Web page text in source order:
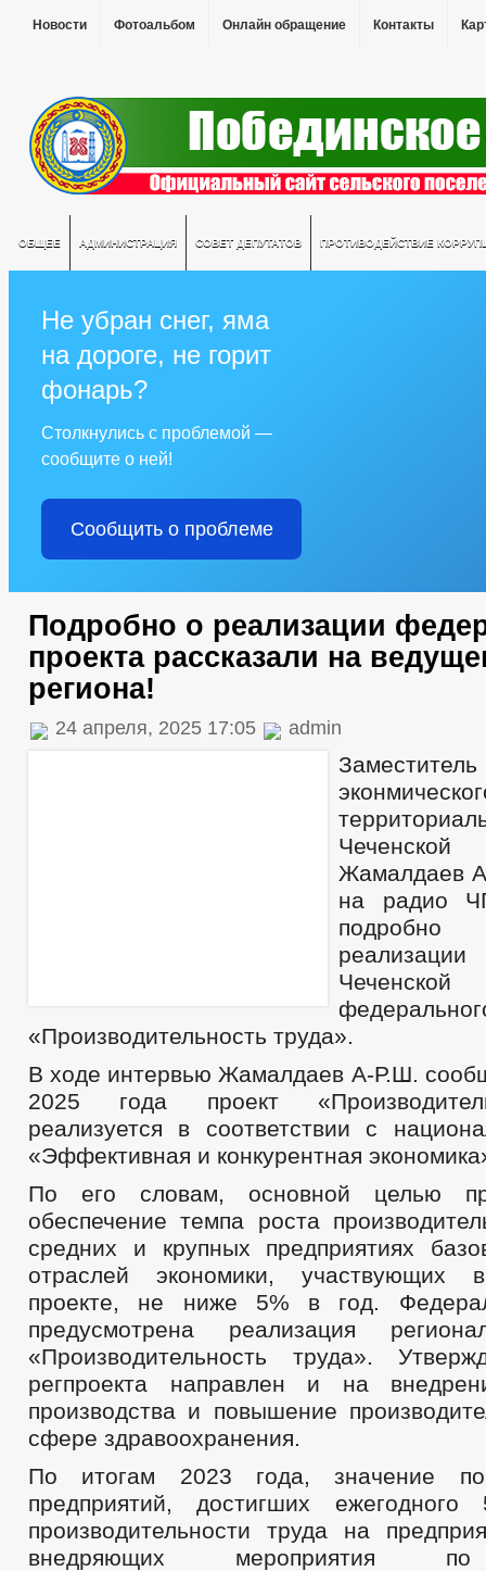
Новости Фотоальбом Онлайн обращение Контакты
ОБЩЕЕ АДМИНИСТРАЦИЯ СОВЕТ ДЕПУТАТОВ ПРОТИВОДЕЙСТВИЕ
Не убран снег, яма
на дороге, не горит
фонарь?
Столкнулись с проблемой —
сообщите о ней!
Сообщить о проблеме
Подробно о реализации
проекта рассказали на
региона!
24 апреля, 2025 17:05 admin
Жамалдаев
на радио
подробно
«Производительность труда».
В ходе интервью Жамалдаев А-Р.Ш.
2025 года проект
реализуется в соответствии с
«Эффективная и конкурентная
По его словам, основной целью
обеспечение темпа роста
средних и крупных предприятиях
отраслей экономики, участвующих
проекте, не ниже 5% в год.
предусмотрена реализация
«Производительность труда».
регпроекта направлен и на
производства и повышение
сфере здравоохранения.
По итогам 2023 года, значение
предприятий, достигших ежегодного
производительности труда на
внедряющих мероприятия